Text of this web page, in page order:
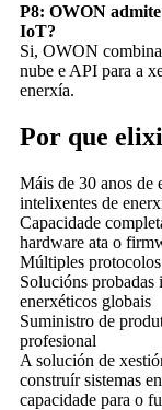
P8: OWON
IoT?
Si, OWON
nube e API para a
enerxía.
Por que
Máis de 30 anos de
intelixentes de
Capacidade
hardware ata o
Múltiples
Solucións probadas
enerxéticos globais
Suministro de
profesional
A solución de
construír sistemas
capacidade para o